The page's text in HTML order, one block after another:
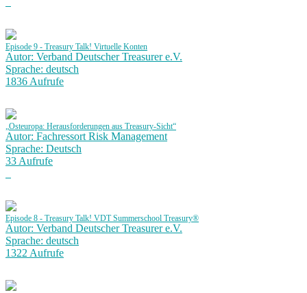
Episode 9 - Treasury Talk! Virtuelle Konten
Autor: Verband Deutscher Treasurer e.V.
Sprache: deutsch
1836 Aufrufe
„Osteuropa: Herausforderungen aus Treasury-Sicht“
Autor: Fachressort Risk Management
Sprache: Deutsch
33 Aufrufe
Episode 8 - Treasury Talk! VDT Summerschool Treasury®
Autor: Verband Deutscher Treasurer e.V.
Sprache: deutsch
1322 Aufrufe